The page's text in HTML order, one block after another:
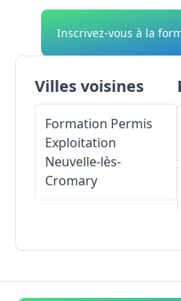
Inscrivez-vous à la
Villes voisines
Formation Permis
Exploitation
Neuvelle-lès-
Cromary